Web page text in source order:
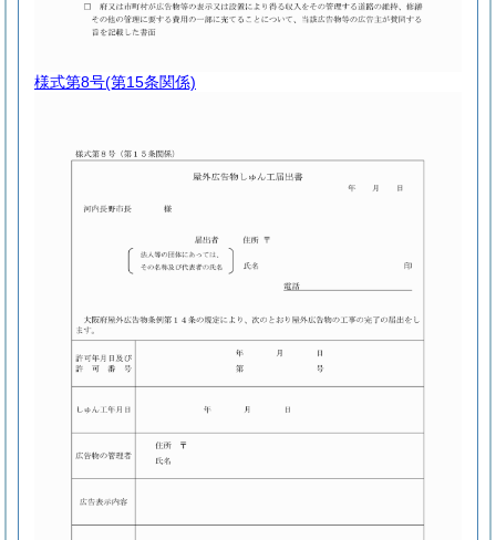
様式第8号(第15条関係)